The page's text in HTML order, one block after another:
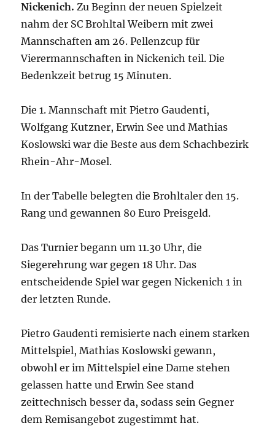
Nickenich. Zu Beginn der neuen Spielzeit
nahm der SC Brohltal Weibern mit zwei
Mannschaften am 26. Pellenzcup für
Vierermannschaften in Nickenich teil. Die
Bedenkzeit betrug 15 Minuten.
Die 1. Mannschaft mit Pietro Gaudenti,
Wolfgang Kutzner, Erwin See und Mathias
Koslowski war die Beste aus dem Schachbezirk
Rhein-Ahr-Mosel.
In der Tabelle belegten die Brohltaler den 15.
Rang und gewannen 80 Euro Preisgeld.
Das Turnier begann um 11.30 Uhr, die
Siegerehrung war gegen 18 Uhr. Das
entscheidende Spiel war gegen Nickenich 1 in
der letzten Runde.
Pietro Gaudenti remisierte nach einem starken
Mittelspiel, Mathias Koslowski gewann,
obwohl er im Mittelspiel eine Dame stehen
gelassen hatte und Erwin See stand
zeittechnisch besser da, sodass sein Gegner
dem Remisangebot zugestimmt hat.